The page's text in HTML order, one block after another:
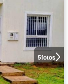
5fotos